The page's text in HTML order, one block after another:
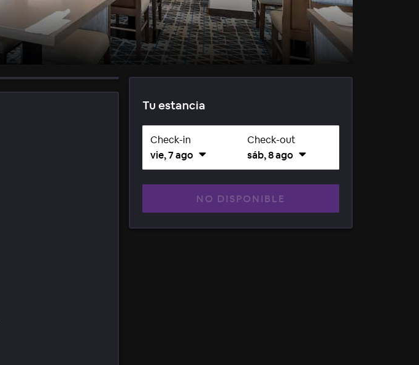
Tu estancia
Check-in
vie, 7 ago
Check-out
sáb, 8 ago
NO DISPONIBLE